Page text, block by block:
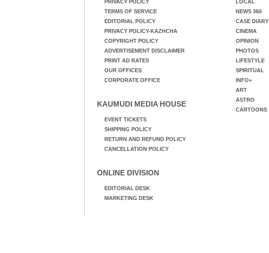
PRIVACY POLICY
TERMS OF SERVICE
EDITORIAL POLICY
PRIVACY POLICY-KAZHCHA
COPYRIGHT POLICY
ADVERTISEMENT DISCLAIMER
PRINT AD RATES
OUR OFFICES
CORPORATE OFFICE
KAUMUDI MEDIA HOUSE
EVENT TICKETS
SHIPPING POLICY
RETURN AND REFUND POLICY
CANCELLATION POLICY
ONLINE DIVISION
EDITORIAL DESK
MARKETING DESK
LOCAL
NEWS 360
CASE DIARY
CINEMA
OPINION
PHOTOS
LIFESTYLE
SPIRITUAL
INFO+
ART
ASTRO
CARTOONS